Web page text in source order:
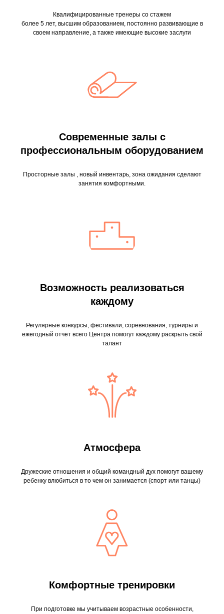
Квалифицированные тренеры со стажем
более 5 лет, высшим образованием, постоянно развивающие в
своем направление, а также имеющие высокие заслуги
Современные залы с
профессиональным оборудованием
Просторные залы , новый инвентарь, зона ожидания сделают
занятия комфортными.
Возможность реализоваться
каждому
Регулярные конкурсы, фестивали, соревнования, турниры и
ежегодный отчет всего Центра помогут каждому раскрыть свой
талант
Атмосфера
Дружеские отношения и общий командный дух помогут вашему
ребенку влюбиться в то чем он занимается (спорт или танцы)
Комфортные тренировки
При подготовке мы учитываем возрастные особенности,